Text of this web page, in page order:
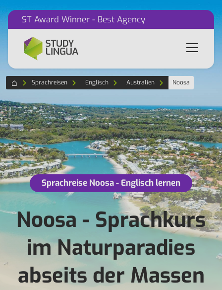
ST Award Winner - Best Agency
Sprachreisen Englisch Australien Noosa
Sprachreise Noosa - Englisch lernen
Noosa - Sprachkurs
im Naturparadies
abseits der Massen